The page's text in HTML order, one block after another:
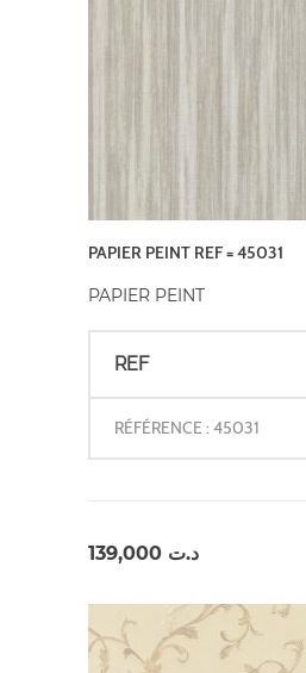
PAPIER PEINT REF = 45031
PAPIER PEINT
REF
RÉFÉRENCE : 45031
د.ت